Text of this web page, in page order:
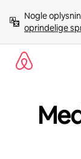
videre
indhold
Nogle
oprindelige